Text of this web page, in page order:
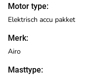
Motor type:
Merk:
Masttype:
Elektrisch accu pakket
Airo